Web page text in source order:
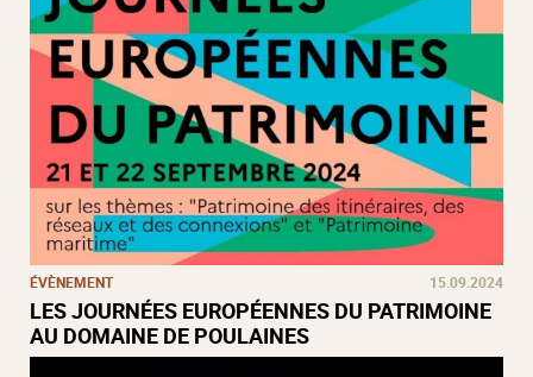
ÉVÈNEMENT 15.09.2024
LES JOURNÉES EUROPÉENNES DU PATRIMOINE
AU DOMAINE DE POULAINES